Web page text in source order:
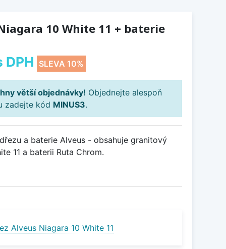
10 White 11 + baterie
DPH SLEVA 10%
větší objednávky! Objednejte alespoň
zadejte kód MINUS3.
a baterie Alveus - obsahuje granitový
11 a baterii Ruta Chrom.
Alveus Niagara 10 White 11